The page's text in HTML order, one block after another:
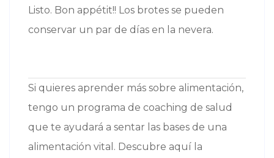
Listo. Bon appétit!! Los brotes se pueden
conservar un par de días en la nevera.
Si quieres aprender más sobre alimentación,
tengo un programa de coaching de salud
que te ayudará a sentar las bases de una
alimentación vital. Descubre aquí la